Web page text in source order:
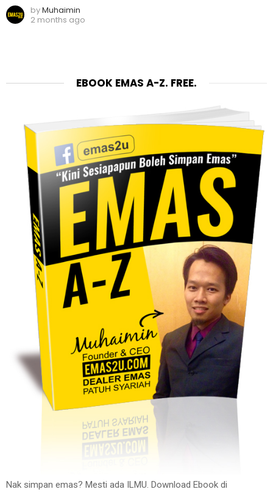
byMuhaimin
2 months ago
EBOOK EMAS A-Z. FREE.
Nak simpan emas? Mesti ada ILMU. Download Ebook di